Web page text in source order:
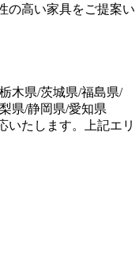
の高い家具をご提案い
木県/茨城県/福島県/
県/静岡県/愛知県
いたします。上記エリ